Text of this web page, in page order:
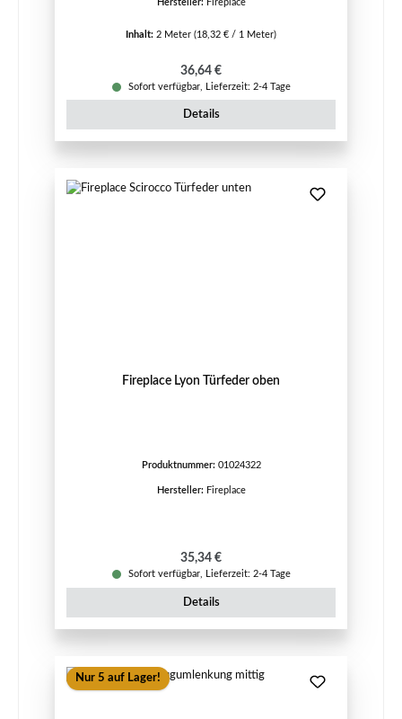
Hersteller: Fireplace
Inhalt: 2 Meter (18,32 € / 1 Meter)
Regulärer Preis:
36,64 €
Sofort verfügbar, Lieferzeit: 2-4 Tage
Details
Fireplace Lyon Türfeder oben
Produktnummer: 01024322
Hersteller: Fireplace
Regulärer Preis:
35,34 €
Sofort verfügbar, Lieferzeit: 2-4 Tage
Details
Nur 5 auf Lager!